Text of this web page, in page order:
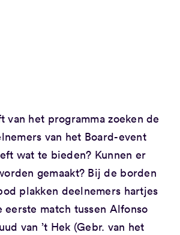
van het programma zoeken de
van het Board-event
wat te bieden? Kunnen er
gemaakt? Bij de borden
plakken deelnemers hartjes
eerste match tussen Alfonso
van ’t Hek (Gebr. van het